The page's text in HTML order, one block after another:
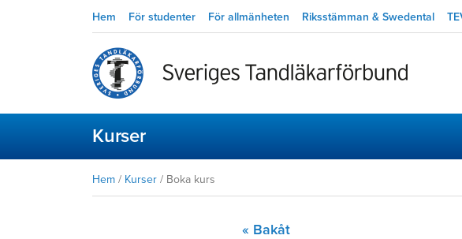
Hem För studenter För allmänheten Riksstämman & Swedental
Kurser
Hem / Kurser / Boka kurs
« Bakåt